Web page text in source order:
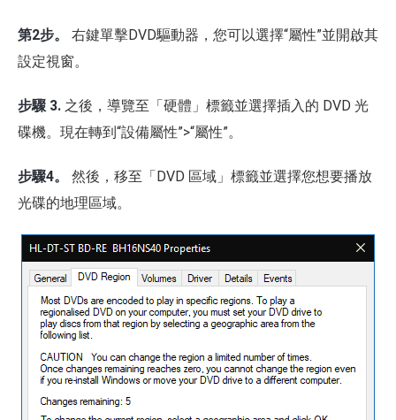
第2步。
右鍵單擊DVD驅動器，您可以選擇“屬性”並開啟其
設定視窗。
步驟 3. 之後，導覽至「硬體」標籤並選擇插入的 DVD 光
碟機。現在轉到“設備屬性”>“屬性”。
步驟4。
然後，移至「DVD 區域」標籤並選擇您想要播放
光碟的地理區域。